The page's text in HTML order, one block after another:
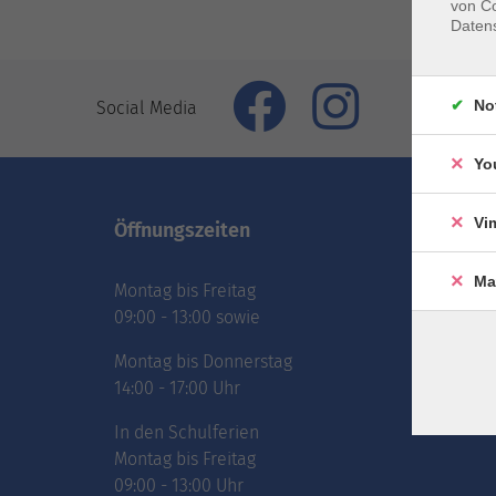
Social Media
Öffnungszeiten
Montag bis Freitag
09:00 - 13:00 sowie
Montag bis Donnerstag
14:00 - 17:00 Uhr
In den Schulferien
Montag bis Freitag
09:00 - 13:00 Uhr
von